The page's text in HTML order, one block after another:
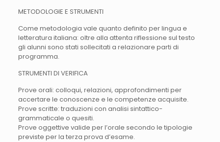
METODOLOGIE E STRUMENTI
Come metodologia vale quanto definito per lingua e
letteratura italiana: oltre alla attenta riflessione sul testo
gli alunni sono stati sollecitati a relazionare parti di
programma.
STRUMENTI DI VERIFICA
Prove orali: colloqui, relazioni, approfondimenti per
accertare le conoscenze e le competenze acquisite.
Prove scritte: traduzioni con analisi sintattico-
grammaticale o quesiti.
Prove oggettive valide per l’orale secondo le tipologie
previste per la terza prova d’esame.